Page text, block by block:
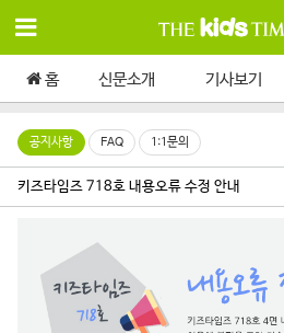
홈 신문소개 기사보기
공지사항 FAQ 1:1문의
키즈타임즈 718호 내용오류 수정 안내